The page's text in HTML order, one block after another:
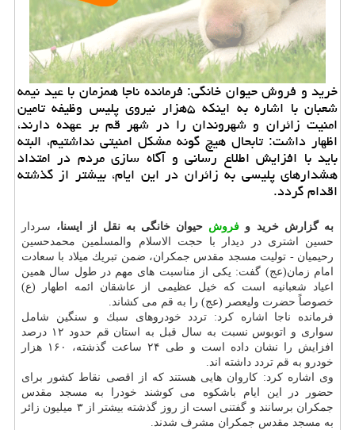
خرید و فروش حیوان خانگی: فرمانده ناجا همزمان با عید نیمه
شعبان با اشاره به اینكه ۵هزار نیروی پلیس وظیفه تامین
امنیت زائران و شهروندان را در شهر قم بر عهده دارند،
اظهار داشت: تابحال هیچ گونه مشكل امنیتی نداشتیم، البته
باید با افزایش اطلاع رسانی و آگاه سازی مردم در امتداد
هشدارهای پلیسی به زائران در این ایام، بیشتر از گذشته
اقدام گردد.
به گزارش خرید و فروش حیوان خانگی به نقل از ایسنا، سردار
حسین اشتری در دیدار با حجت الاسلام والمسلمین محمدحسین
رحیمیان - تولیت مسجد مقدس جمكران، ضمن تبریك میلاد با سعادت
امام زمان(عج) گفت: یكی از مناسبت های مهم در طول سال همین
اعیاد شعبانیه است كه خیل عظیمی از عاشقان ائمه اطهار (ع)
خصوصاً حضرت ولیعصر (عج) را به قم می كشاند.
فرمانده ناجا اشاره كرد: تردد خودروهای سبك و سنگین شامل
سواری و اتوبوس نسبت به سال قبل به استان قم حدود ۱۲ درصد
افزایش را نشان داده است و طی ۲۴ ساعت گذشته، ۱۶۰ هزار
خودرو به قم تردد داشته اند.
وی اشاره كرد: كاروان هایی هستند كه از اقصی نقاط كشور برای
حضور در این ایام باشكوه می كوشند خودرا به مسجد مقدس
جمكران برسانند و گفتنی است از روز گذشته بیشتر از ۳ میلیون زائر
به مسجد مقدس جمكران مشرف شدند.